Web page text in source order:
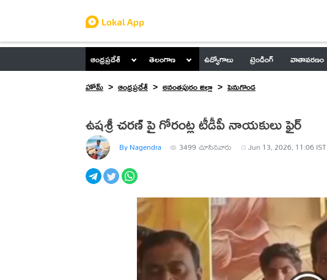
ఆంధ్రప్రదేశ్ తెలంగాణ ఉద్యోగాలు ట్రెండింగ్ వాతావరణం
హోమ్
ఆంధ్రప్రదేశ్ అనంతపురం జిల్లా పెనుగొండ
ఉషశ్రీ చరణ్ పై గోరంట్ల టీడీపీ నాయకులు ఫైర్
By Nagendra 3499 చూసినవారు Jun 13, 2026, 11:06 IST